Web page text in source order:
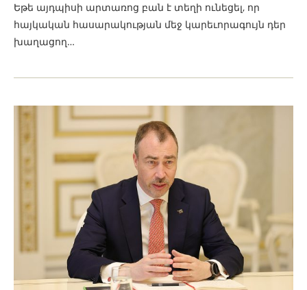
Եթե այդպիսի արտառոց բան է տեղի ունեցել, որ
հայկական հասարակության մեջ կարեւորագույն դեր
խաղացող…